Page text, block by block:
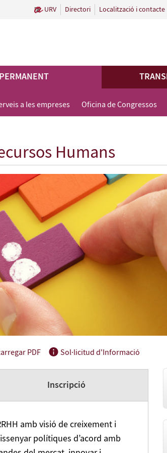
URV Directori Localització i contacte
a les empreses Oficina de Congressos
Humans
PDF Sol·licitud d'Informació
amb visió de creixement i
polítiques d’acord amb
Inscripció